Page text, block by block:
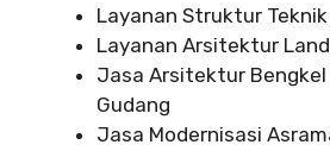
Layanan Struktur
Layanan Arsitektur
Jasa Arsitektur
Gudang
Jasa Modernisasi